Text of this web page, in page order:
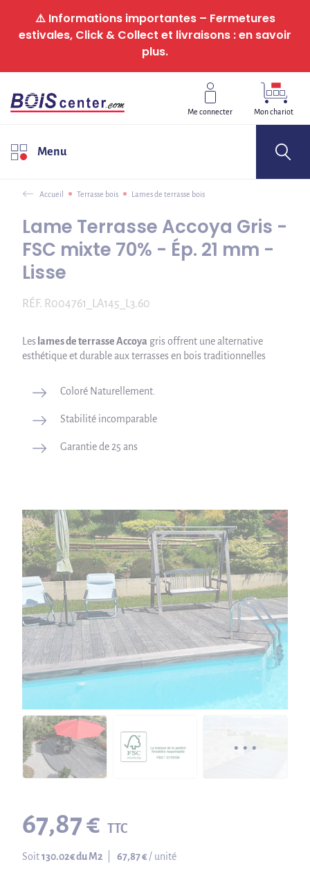
⚠️ Informations importantes – Fermetures
estivales, Click & Collect et livraisons : en savoir
plus.
Me connecter Mon chariot
Menu
Accueil Terrasse bois Lames de terrasse bois
Lame Terrasse Accoya Gris -
FSC mixte 70% - Ép. 21 mm -
Lisse
RÉF. R004761_LA145_L3.60
Les lames de terrasse Accoya gris offrent une alternative
esthétique et durable aux terrasses en bois traditionnelles
Coloré Naturellement.
Stabilité incomparable
Garantie de 25 ans
67,87 € TTC
Soit130.02€ du M2 67,87 € / unité